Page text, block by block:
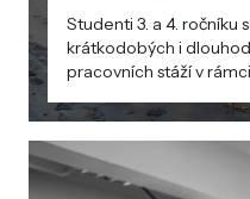
Studenti 3. a 4. ročníku
krátkodobých i
pracovních stáží v
školního roku 2018/